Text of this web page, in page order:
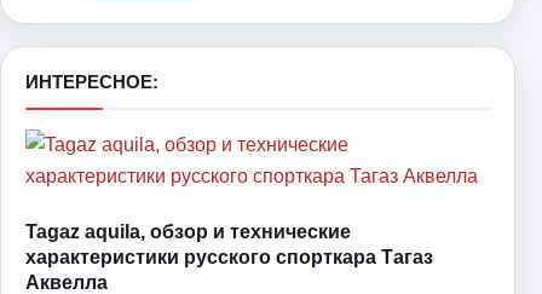
ИНТЕРЕСНОЕ:
Tagaz aquila, обзор и технические
характеристики русского спорткара Тагаз
Аквелла